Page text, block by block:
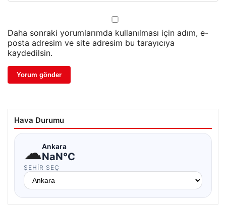
Daha sonraki yorumlarımda kullanılması için adım, e-
posta adresim ve site adresim bu tarayıcıya
kaydedilsin.
Hava Durumu
☁Ankara
NaN°C
ŞEHIR SEÇ